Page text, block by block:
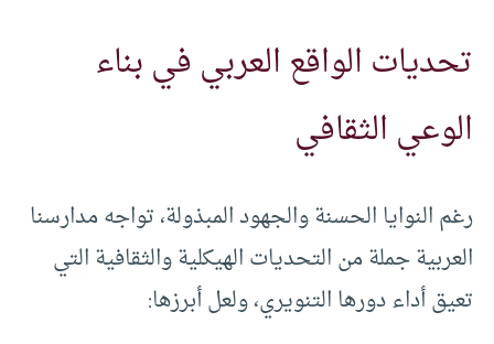
تحديات الواقع العربي في بناء
الوعي الثقافي
رغم النوايا الحسنة والجهود المبذولة، تواجه مدارسنا
العربية جملة من التحديات الهيكلية والثقافية التي
تعيق أداء دورها التنويري، ولعل أبرزها: